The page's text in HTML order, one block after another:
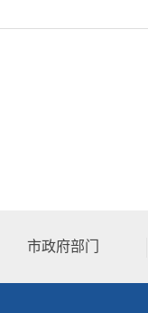
市政府部门